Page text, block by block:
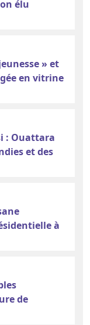
élu
» et
en vitrine
: Ouattara
et des
à
de